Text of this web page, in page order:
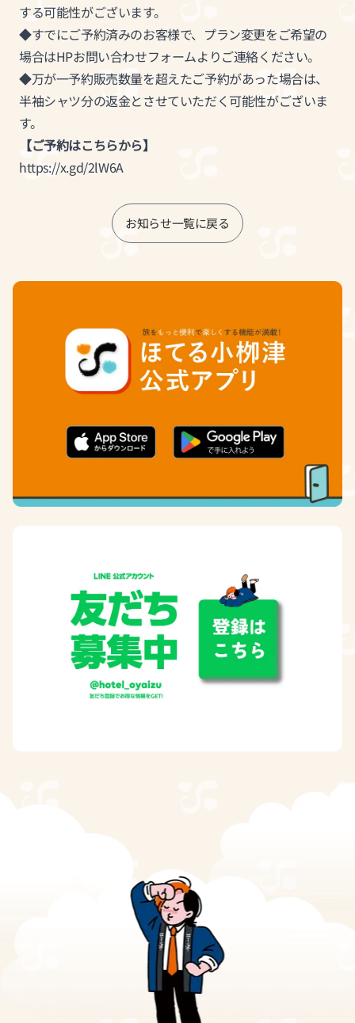
する可能性がございます。
◆すでにご予約済みのお客様で、プラン変更をご希望の
場合はHPお問い合わせフォームよりご連絡ください。
◆万が一予約販売数量を超えたご予約があった場合は、
半袖シャツ分の返金とさせていただく可能性がございま
す。
【ご予約はこちらから】
https://x.gd/2lW6A
お知らせ一覧に戻る